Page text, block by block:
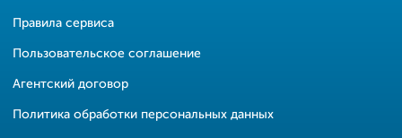
Правила сервиса
Пользовательское соглашение
Агентский договор
Политика обработки персональных данных